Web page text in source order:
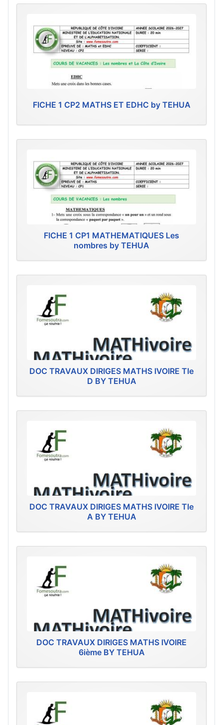
FICHE 1 CP2 MATHS ET EDHC by TEHUA
FICHE 1 CP1 MATHEMATIQUES Les
nombres by TEHUA
DOC TRAVAUX DIRIGES MATHS IVOIRE Tle
D BY TEHUA
DOC TRAVAUX DIRIGES MATHS IVOIRE Tle
A BY TEHUA
DOC TRAVAUX DIRIGES MATHS IVOIRE
6ième BY TEHUA